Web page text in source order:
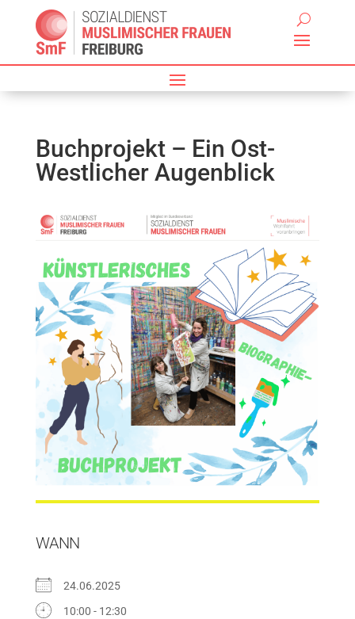
Buchprojekt – Ein Ost-
Westlicher Augenblick
WANN
24.06.2025
10:00 - 12:30